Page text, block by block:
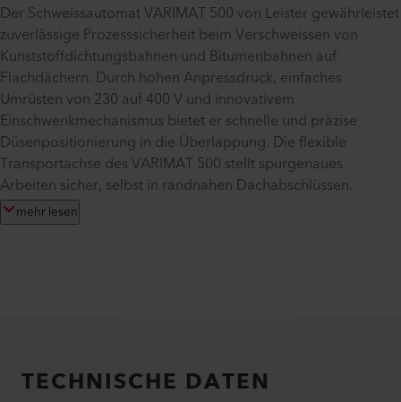
Der Schweissautomat VARIMAT 500 von Leister gewährleistet
zuverlässige Prozesssicherheit beim Verschweissen von
Kunststoffdichtungsbahnen und Bitumenbahnen auf
Flachdächern. Durch hohen Anpressdruck, einfaches
Umrüsten von 230 auf 400 V und innovativem
Einschwenkmechanismus bietet er schnelle und präzise
Düsenpositionierung in die Überlappung. Die flexible
Transportachse des VARIMAT 500 stellt spurgenaues
Arbeiten sicher, selbst in randnahen Dachabschlüssen.
mehr lesen
TECHNISCHE DATEN